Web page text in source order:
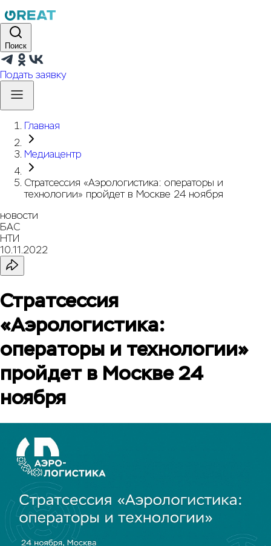
Поиск
Подать заявку
Главная
Медиацентр
Стратсессия «Аэрологистика: операторы и
технологии» пройдет в Москве 24 ноября
новости
БАС
НТИ
10.11.2022
Стратсессия
«Аэрологистика:
операторы и технологии»
пройдет в Москве 24
ноября